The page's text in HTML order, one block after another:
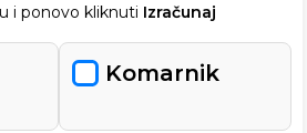
i ponovo kliknuti Izračunaj
Komarnik